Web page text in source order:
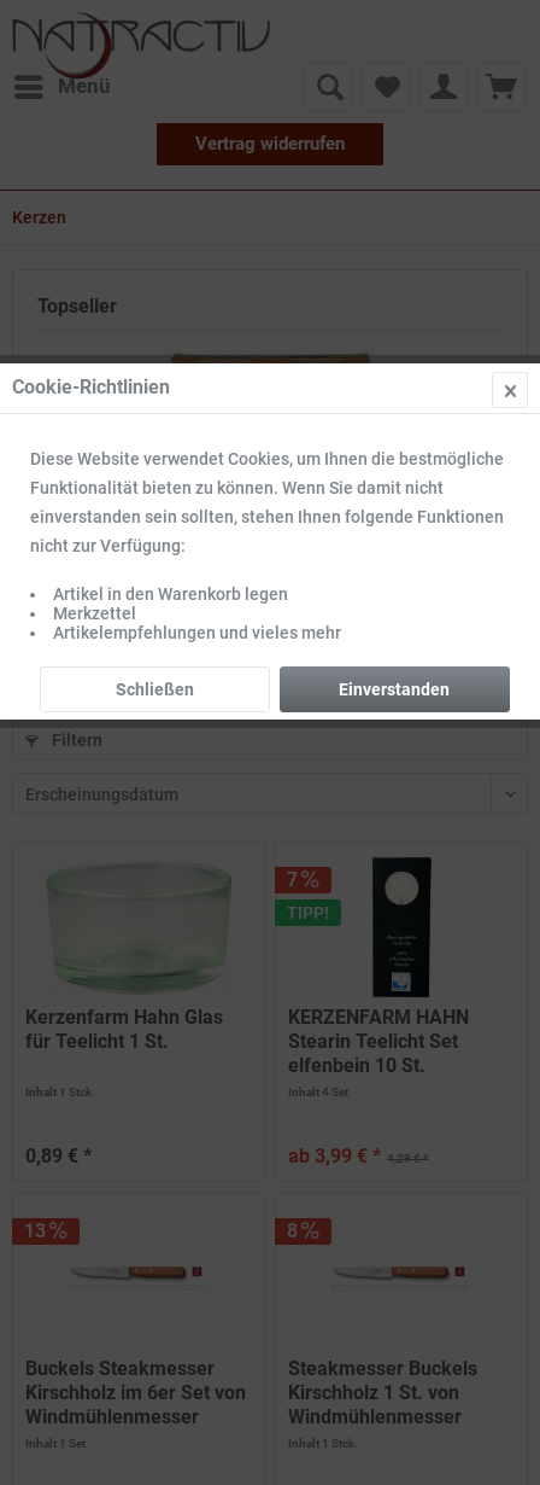
Menü
Vertrag widerrufen
Kerzen
Topseller
7
TIPP!
KERZENFARM HAHN Bienenwachs-Baumkerzen 20 St
8,39 € * 8,99 € *
Filtern
Kerzenfarm Hahn Glas
für Teelicht 1 St.
Inhalt 1 Stck.
0,89 € *
7
TIPP!
KERZENFARM HAHN
Stearin Teelicht Set
elfenbein 10 St.
Inhalt4 Set
4,29 € *
ab 3,99 € *
13
Buckels Steakmesser
Kirschholz im 6er Set von
Windmühlenmesser
Inhalt 1 Set
8
Steakmesser Buckels
Kirschholz 1 St. von
Windmühlenmesser
Inhalt 1 Stck.
Cookie-Richtlinien
Diese Website verwendet Cookies, um Ihnen die bestmögliche
Funktionalität bieten zu können. Wenn Sie damit nicht
einverstanden sein sollten, stehen Ihnen folgende Funktionen
nicht zur Verfügung:
Artikel in den Warenkorb legen
Merkzettel
Artikelempfehlungen und vieles mehr
Einverstanden
Schließen